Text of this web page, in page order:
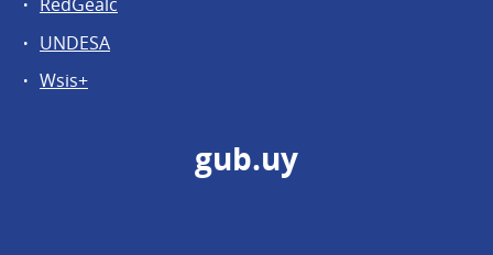
UNDESA
Wsis+
gub.uy